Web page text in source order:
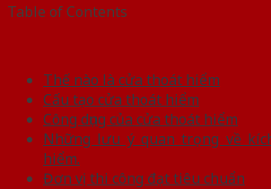
Table of Contents
Thế nào là cửa thoát hiểm
Cấu tạo cửa thoát hiểm
Công dụng của cửa thoát hiểm
Những lưu ý quan trọng về
hiểm.
Đơn vị thi công đạt tiêu chuẩn